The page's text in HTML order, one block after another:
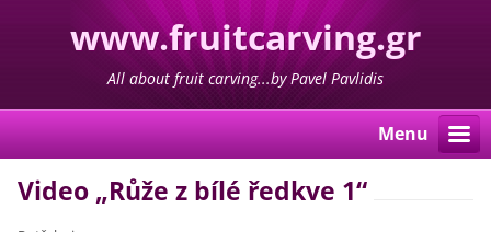
www.fruitcarving.gr
All about fruit carving...by Pavel Pavlidis
Menu
Video „Růže z bílé ředkve 1“